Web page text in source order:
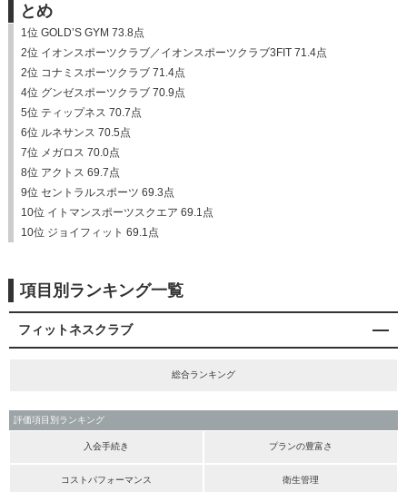
とめ
1位 GOLD’S GYM 73.8点
2位 イオンスポーツクラブ／イオンスポーツクラブ3FIT 71.4点
2位 コナミスポーツクラブ 71.4点
4位 グンゼスポーツクラブ 70.9点
5位 ティップネス 70.7点
6位 ルネサンス 70.5点
7位 メガロス 70.0点
8位 アクトス 69.7点
9位 セントラルスポーツ 69.3点
10位 イトマンスポーツスクエア 69.1点
10位 ジョイフィット 69.1点
項目別ランキング一覧
フィットネスクラブ
総合ランキング
評価項目別ランキング
入会手続き プランの豊富さ
コストパフォーマンス 衛生管理